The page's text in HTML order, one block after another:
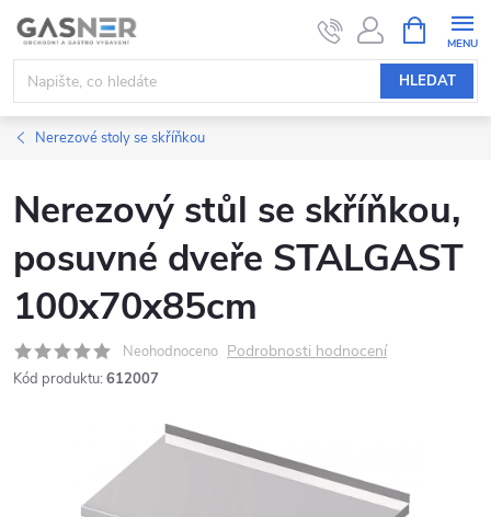
Přejít
obsah
HLEDAT
NÁKUPNÍ
KOŠÍK
Nerezové stoly se skříňkou
Nerezový stůl se skříňkou,
posuvné dveře STALGAST
100x70x85cm
Neohodnoceno Podrobnosti hodnocení
Kód produktu: 612007